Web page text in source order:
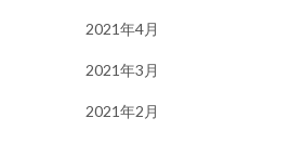
2021年4月
2021年3月
2021年2月